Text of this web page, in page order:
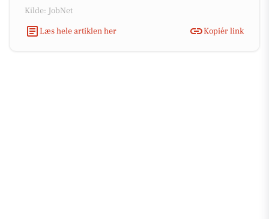
Kilde: JobNet
Læs hele artiklen her
Kopiér link